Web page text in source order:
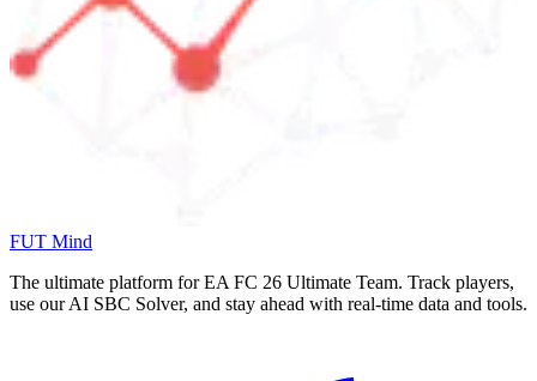
FUT Mind
The ultimate platform for EA FC 26 Ultimate Team. Track players,
use our AI SBC Solver, and stay ahead with real-time data and tools.